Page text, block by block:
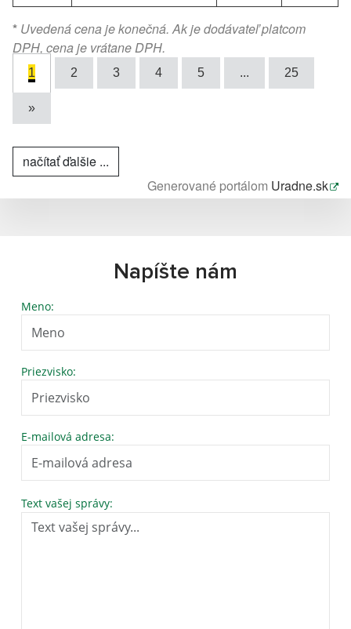
* Uvedená cena je konečná. Ak je dodávateľ platcom
DPH, cena je vrátane DPH.
1 2 3 4 5 ... 25
»
načítať ďalšie ...
Generované portálom Uradne.sk
Napíšte nám
Meno:
Priezvisko:
E-mailová adresa:
Text vašej správy: